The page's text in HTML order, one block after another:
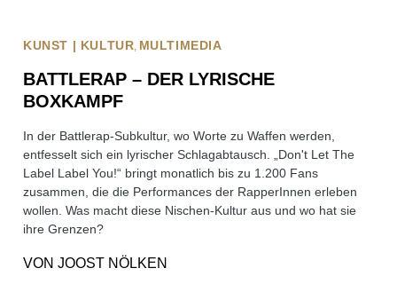
KUNST | KULTUR MULTIMEDIA
BATTLERAP – DER LYRISCHE
BOXKAMPF
In der Battlerap-Subkultur, wo Worte zu Waffen werden,
entfesselt sich ein lyrischer Schlagabtausch. „Don't Let The
Label Label You!“ bringt monatlich bis zu 1.200 Fans
zusammen, die die Performances der RapperInnen erleben
wollen. Was macht diese Nischen-Kultur aus und wo hat sie
ihre Grenzen?
VON JOOST NÖLKEN